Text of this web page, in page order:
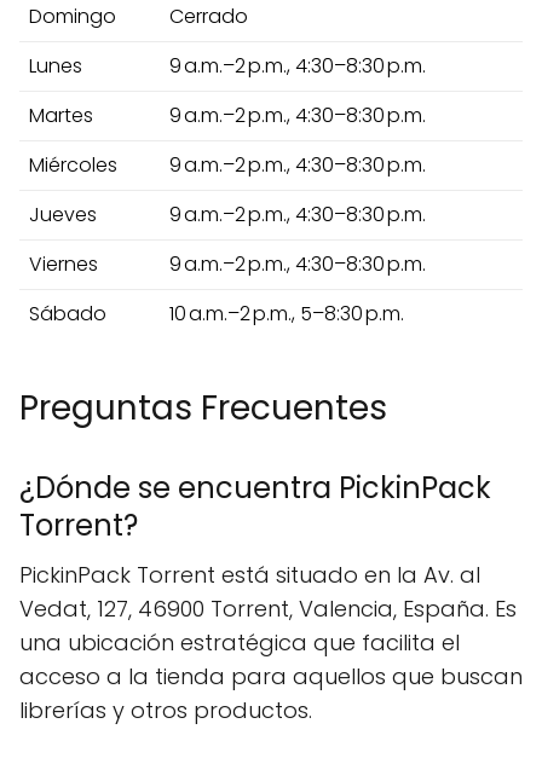
Domingo
Cerrado
Lunes
9 a.m.–2 p.m., 4:30–8:30 p.m.
Martes
9 a.m.–2 p.m., 4:30–8:30 p.m.
Miércoles
9 a.m.–2 p.m., 4:30–8:30 p.m.
Jueves
9 a.m.–2 p.m., 4:30–8:30 p.m.
Viernes
9 a.m.–2 p.m., 4:30–8:30 p.m.
Sábado
10 a.m.–2 p.m., 5–8:30 p.m.
Preguntas Frecuentes
¿Dónde se encuentra PickinPack
Torrent?
PickinPack Torrent está situado en la Av. al
Vedat, 127, 46900 Torrent, Valencia, España. Es
una ubicación estratégica que facilita el
acceso a la tienda para aquellos que buscan
librerías y otros productos.